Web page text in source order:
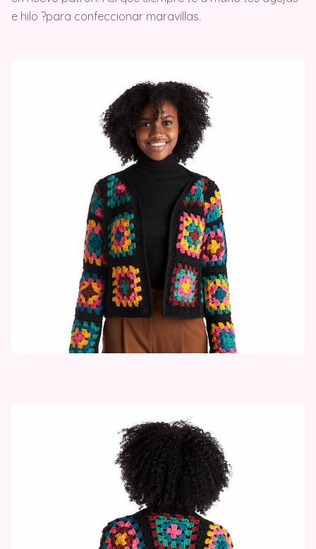
e hilo ?para confeccionar maravillas.